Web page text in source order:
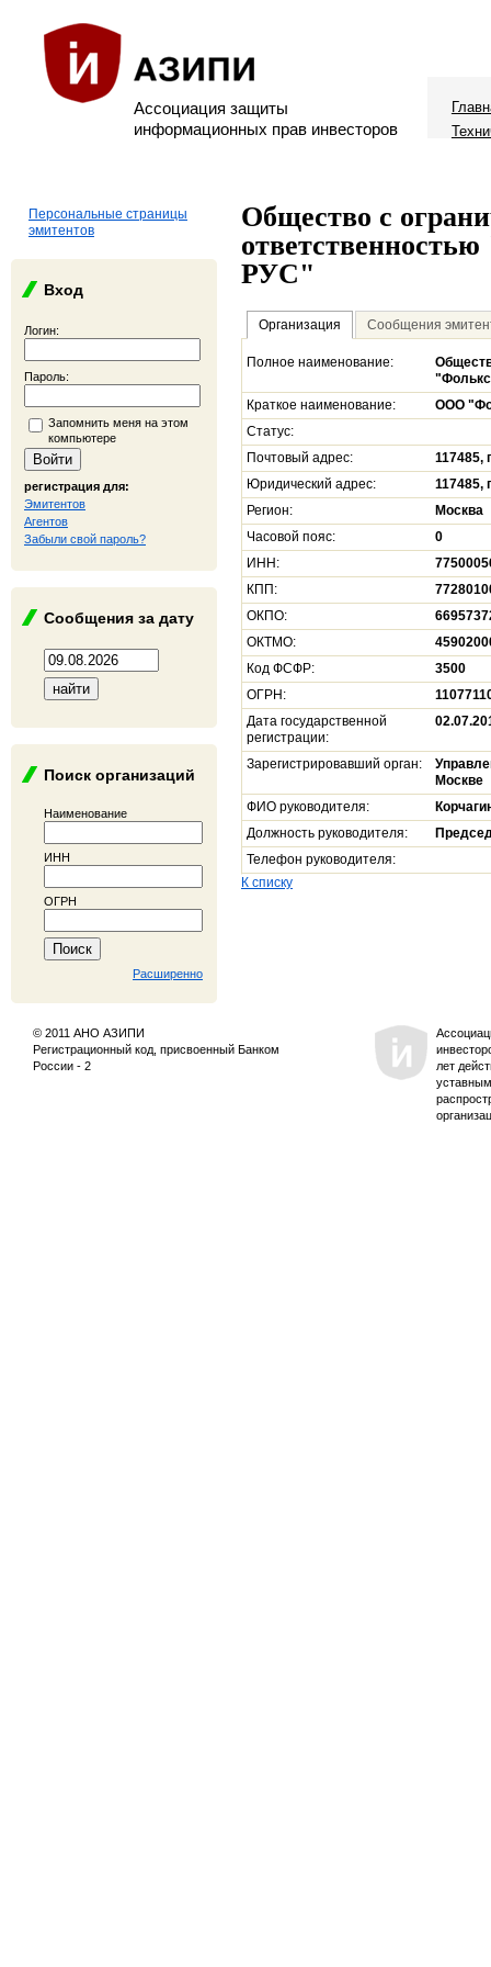
Ассоциация защиты
информационных прав инвесторов
Персональные страницы
эмитентов
Вход
Логин:
Пароль:
Запомнить меня на этом
компьютере
регистрация для:
Эмитентов
Агентов
Забыли свой пароль?
Сообщения за дату
Поиск организаций
Наименование
ИНН
ОГРН
Расширенно
Общество с
РУС"
Организация Сообщения
Полное наименование:
Краткое наименование:
ООО
Статус:
Почтовый адрес:
117485,
Юридический адрес:
117485,
Регион:
Москва
Часовой пояс:
0
ИНН:
КПП:
ОКПО:
ОКТМО:
Код ФСФР:
3500
ОГРН:
Дата государственной
регистрации:
Зарегистрировавший орган:
Москве
ФИО руководителя:
Должность руководителя:
Телефон руководителя:
К списку
© 2011 АНО АЗИПИ
Регистрационный код, присвоенный Банком
России - 2
лет